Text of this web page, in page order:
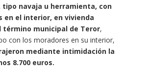
navaja u herramienta, con
en el interior, en vivienda
término municipal de Teror,
con los moradores en su interior,
mediante intimidación la
8.700 euros.